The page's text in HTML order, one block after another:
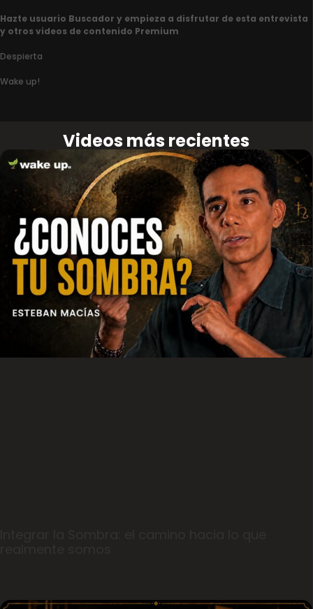
Hazte usuario Buscador y empieza a disfrutar de esta entrevista
y otros videos de contenido Premium
Despierta
Wake up!
Videos más recientes